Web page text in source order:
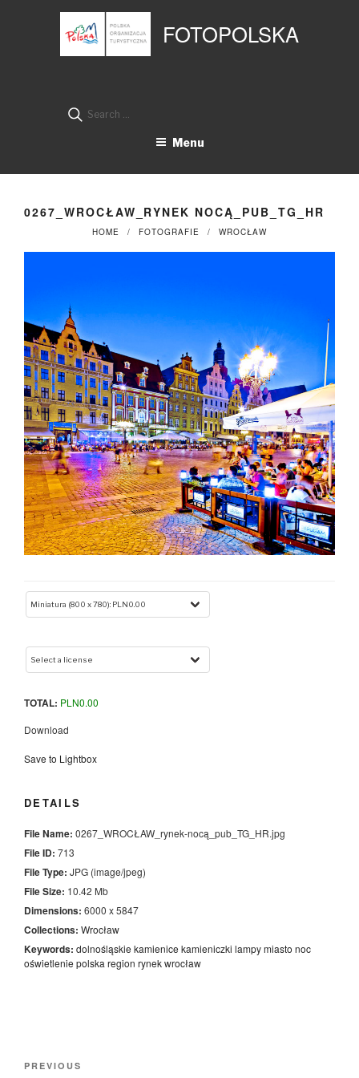
FOTOPOLSKA
Search
Menu
0267_WROCŁAW_RYNEK NOCĄ_PUB_TG_HR
HOME FOTOGRAFIE WROCŁAW
TOTAL: PLN0.00
Download
Save to Lightbox
DETAILS
File Name: 0267_WROCŁAW_rynek-nocą_pub_TG_HR.jpg
File ID: 713
File Type: JPG (image/jpeg)
File Size: 10.42 Mb
Dimensions: 6000 x 5847
Collections: Wrocław
Keywords: dolnośląskie kamienice kamieniczki lampymiasto noc
oświetlenie polska region rynekwrocław
Nawigacja
Previous
PREVIOUS
Panel zarządzania plikami cookies